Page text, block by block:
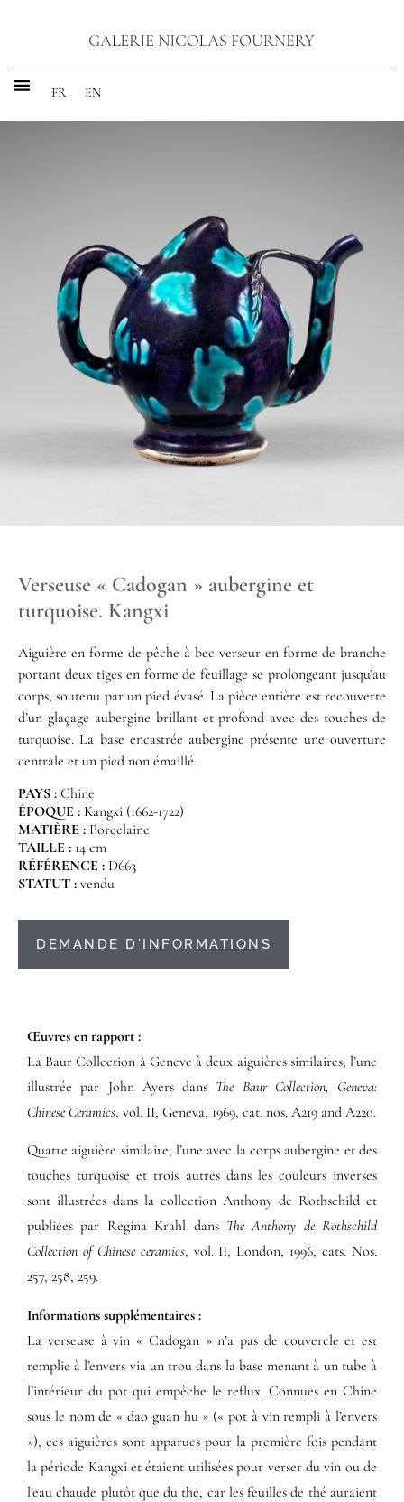
FR EN
Verseuse « Cadogan » aubergine et
turquoise. Kangxi
Aiguière en forme de pêche à bec verseur en forme de branche
portant deux tiges en forme de feuillage se prolongeant jusqu’au
corps, soutenu par un pied évasé. La pièce entière est recouverte
d’un glaçage aubergine brillant et profond avec des touches de
turquoise. La base encastrée aubergine présente une ouverture
centrale et un pied non émaillé.
PAYS : Chine
ÉPOQUE : Kangxi (1662-1722)
MATIÈRE : Porcelaine
TAILLE : 14 cm
RÉFÉRENCE : D663
STATUT : vendu
DEMANDE D'INFORMATIONS
Œuvres en rapport :​
La Baur Collection à Geneve à deux aiguières similaires, l’une
illustrée par John Ayers dans The Baur Collection, Geneva:
Chinese Ceramics, vol. II, Geneva, 1969, cat. nos. A219 and A220.
Quatre aiguière similaire, l’une avec la corps aubergine et des
touches turquoise et trois autres dans les couleurs inverses
sont illustrées dans la collection Anthony de Rothschild et
publiées par Regina Krahl dans The Anthony de Rothschild
Collection of Chinese ceramics, vol. II, London, 1996, cats. Nos.
257, 258, 259.
Informations supplémentaires​ :​
La verseuse à vin « Cadogan » n’a pas de couvercle et est
remplie à l’envers via un trou dans la base menant à un tube à
l’intérieur du pot qui empêche le reflux. Connues en Chine
sous le nom de « dao guan hu » (« pot à vin rempli à l’envers
»), ces aiguières sont apparues pour la première fois pendant
la période Kangxi et étaient utilisées pour verser du vin ou de
l’eau chaude plutôt que du thé, car les feuilles de thé auraient